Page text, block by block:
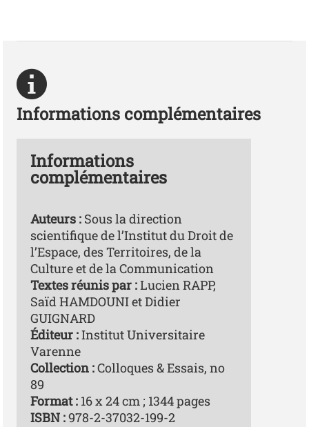
Informations complémentaires
Informations
complémentaires
Auteurs : Sous la direction
scientifique de l’Institut du Droit de
l’Espace, des Territoires, de la
Culture et de la Communication
Textes réunis par :Lucien RAPP,
Saïd HAMDOUNI et Didier
GUIGNARD
Éditeur :Institut Universitaire
Varenne
Collection :Colloques & Essais, no
89
Format : 16 x 24 cm ; 1344 pages
ISBN :978-2-37032-199-2